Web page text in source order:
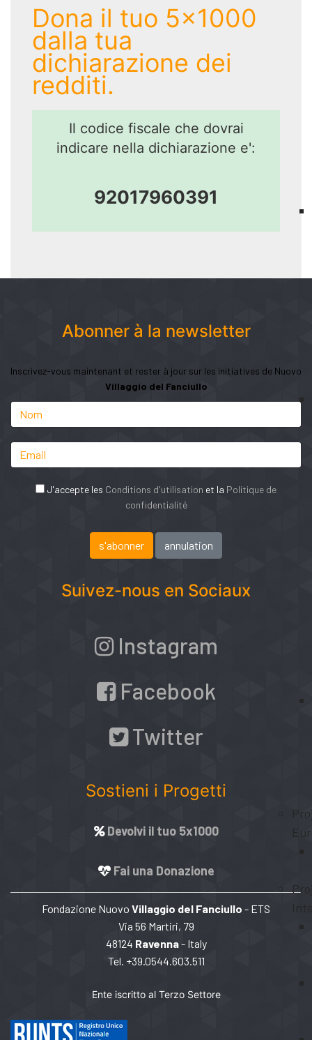
Dona il tuo 5x1000
dalla tua
dichiarazione dei
redditi.
Il codice fiscale che dovrai
indicare nella dichiarazione e':
92017960391
Abonner à la newsletter
Inscrivez-vous maintenant et rester à jour sur les initiatives de Nuovo
Villaggio del Fanciullo
J'accepte les Conditions d'utilisation et la Politique de
confidentialité
Suivez-nous en Sociaux
Instagram
Facebook
Twitter
Sostieni i Progetti
Devolvi il tuo 5x1000
Fai una Donazione
Fondazione Nuovo Villaggio del Fanciullo - ETS
Via 56 Martiri, 79
48124 Ravenna- Italy
Tel. +39.0544.603.511
Ente iscritto al Terzo Settore